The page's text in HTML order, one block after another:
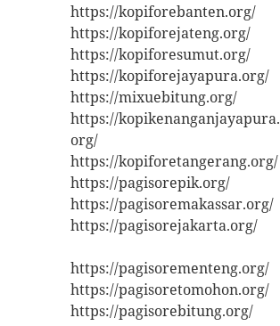
https://kopiforebanten.org/
https://kopiforejateng.org/
https://kopiforesumut.org/
https://kopiforejayapura.org/
https://mixuebitung.org/
https://kopikenanganjayapura.
org/
https://kopiforetangerang.org/
https://pagisorepik.org/
https://pagisoremakassar.org/
https://pagisorejakarta.org/
https://pagisorementeng.org/
https://pagisoretomohon.org/
https://pagisorebitung.org/